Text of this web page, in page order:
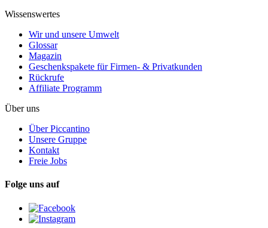
Wissenswertes
Wir und unsere Umwelt
Glossar
Magazin
Geschenkspakete für Firmen- & Privatkunden
Rückrufe
Affiliate Programm
Über uns
Über Piccantino
Unsere Gruppe
Kontakt
Freie Jobs
Folge uns auf